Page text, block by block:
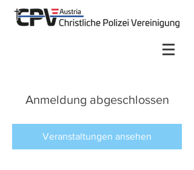
Anmeldung abgeschlossen
Veranstaltungen ansehen